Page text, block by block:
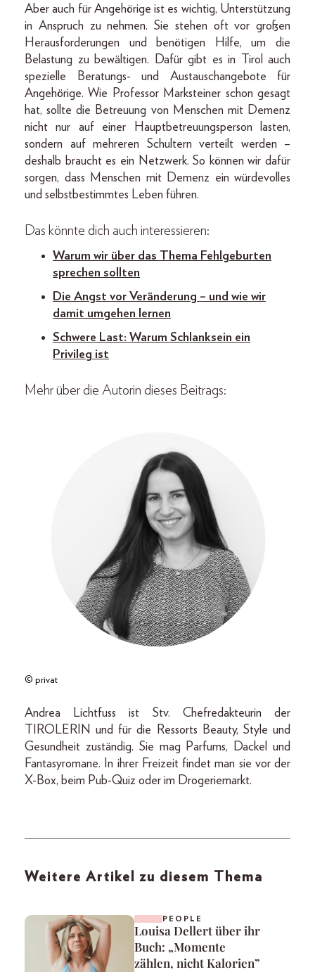
Aber auch für Angehörige ist es wichtig, Unterstützung
in Anspruch zu nehmen. Sie stehen oft vor großen
Herausforderungen und benötigen Hilfe, um die
Belastung zu bewältigen. Dafür gibt es in Tirol auch
spezielle Beratungs- und Austauschangebote für
Angehörige. Wie Professor Marksteiner schon gesagt
hat, sollte die Betreuung von Menschen mit Demenz
nicht nur auf einer Hauptbetreuungsperson lasten,
sondern auf mehreren Schultern verteilt werden –
deshalb braucht es ein Netzwerk. So können wir dafür
sorgen, dass Menschen mit Demenz ein würdevolles
und selbstbestimmtes Leben führen.
Das könnte dich auch interessieren:
Warum wir über das Thema Fehlgeburten
sprechen sollten
Die Angst vor Veränderung – und wie wir
damit umgehen lernen
Schwere Last: Warum Schlanksein ein
Privileg ist
Mehr über die Autorin dieses Beitrags:
© privat
Andrea Lichtfuss ist Stv. Chefredakteurin der
TIROLERIN und für die Ressorts Beauty, Style und
Gesundheit zuständig. Sie mag Parfums, Dackel und
Fantasyromane. In ihrer Freizeit findet man sie vor der
X-Box, beim Pub-Quiz oder im Drogeriemarkt.
Weitere Artikel zu diesem Thema
PEOPLE
Louisa Dellert über ihr
Buch: „Momente
zählen, nicht Kalorien”